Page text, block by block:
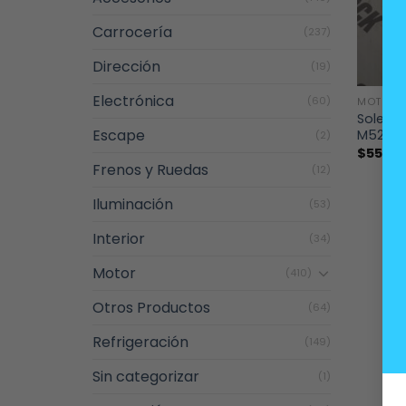
Carrocería (237)
Dirección (19)
Electrónica (60)
Escape (2)
Frenos y Ruedas (12)
Iluminación (53)
Interior (34)
Motor (410)
Otros Productos (64)
Refrigeración (149)
Sin categorizar (1)
MOTOR
M52
$55.000